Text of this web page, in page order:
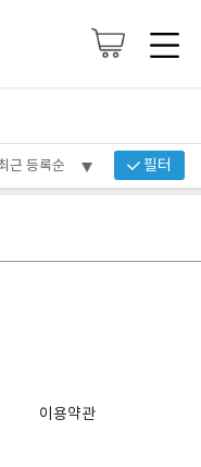
필터
이용약관